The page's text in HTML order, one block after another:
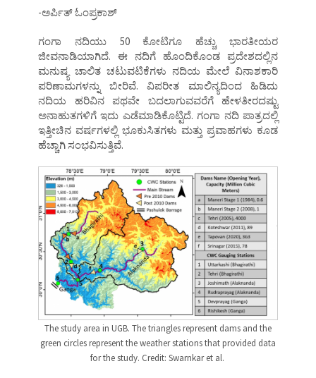
-ಅರ್ಪಿತ್ ಓಂಪ್ರಕಾಶ್
ಗಂಗಾ ನದಿಯು 50 ಕೋಟಿಗೂ ಹೆಚ್ಚು ಭಾರತೀಯರ
ಜೀವನಾಡಿಯಾಗಿದೆ. ಈ ನದಿಗೆ ಹೊಂದಿಕೊಂಡ ಪ್ರದೇಶದಲ್ಲಿನ
ಮನುಷ್ಯ ಚಾಲಿತ ಚಟುವಟಿಕೆಗಳು ನದಿಯ ಮೇಲೆ ವಿನಾಶಕಾರಿ
ಪರಿಣಾಮಗಳನ್ನು ಬೀರಿವೆ. ವಿಪರೀತ ಮಾಲಿನ್ಯದಿಂದ ಹಿಡಿದು
ನದಿಯ ಹರಿವಿನ ಪಥವೇ ಬದಲಾಗುವವರೆಗೆ ಹೇಳತೀರದಷ್ಟು
ಅನಾಹುತಗಳಿಗೆ ಇದು ಎಡೆಮಾಡಿಕೊಟ್ಟಿದೆ. ಗಂಗಾ ನದಿ ಪಾತ್ರದಲ್ಲಿ
ಇತ್ತೀಚಿನ ವರ್ಷಗಳಲ್ಲಿ ಭೂಕುಸಿತಗಳು ಮತ್ತು ಪ್ರವಾಹಗಳು ಕೂಡ
ಹೆಚ್ಚಾಗಿ ಸಂಭವಿಸುತ್ತಿವೆ.
The study area in UGB. The triangles represent dams and the
green circles represent the weather stations that provided data
for the study. Credit: Swarnkar et al.